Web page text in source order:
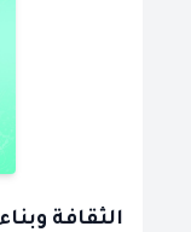
الثقافة